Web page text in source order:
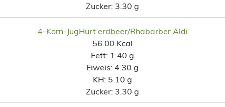
Zucker: 3.30 g
4-Korn-JugHurt erdbeer/Rhabarber Aldi
56.00 Kcal
Fett: 1.40 g
Eiweis: 4.30 g
KH: 5.10 g
Zucker: 3.30 g